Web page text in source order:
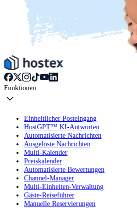
Funktionen
Einheitlicher Posteingang
HostGPT™ KI-Antworten
Automatisierte Nachrichten
Ausgelöste Nachrichten
Multi-Kalender
Preiskalender
Automatisierte Bewertungen
Channel-Manager
Multi-Einheiten-Verwaltung
Gäste-Reiseführer
Manuelle Reservierungen